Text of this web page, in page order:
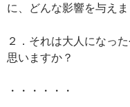
に、どんな影響を与えま
２．それは大人になっ
思いますか？
・・・・・・